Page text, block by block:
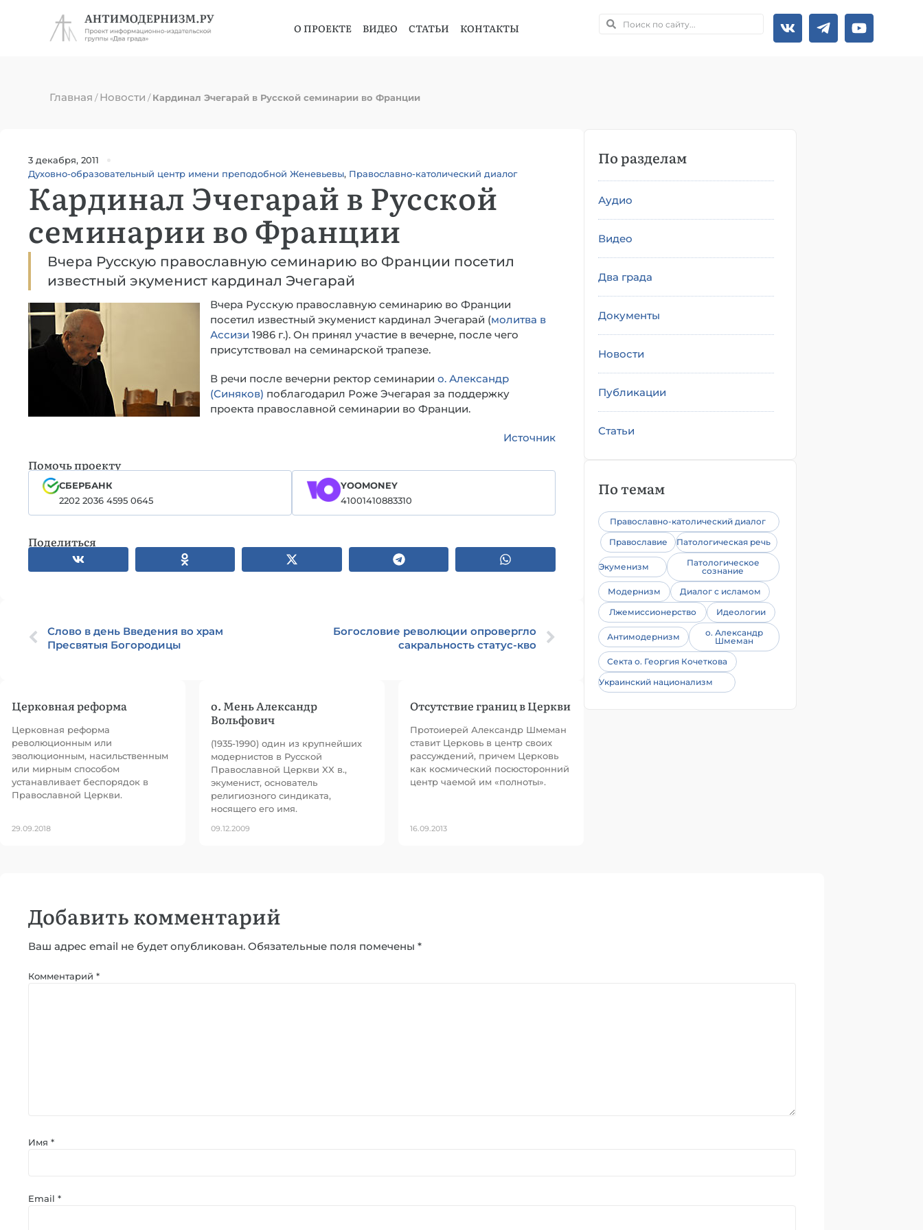
О ПРОЕКТЕ ВИДЕО СТАТЬИ КОНТАКТЫ
Главная /Новости /Кардинал Эчегарай в Русской семинарии во Франции
3 декабря, 2011
Духовно-образовательный центр имени преподобной Женевьевы, Православно-католический диалог
Кардинал Эчегарай в Русской
семинарии во Франции
Вчера Русскую православную семинарию во Франции посетил
известный экуменист кардинал Эчегарай
Вчера Русскую православную семинарию во Франции
посетил известный экуменист кардинал Эчегарай (молитва в
Ассизи 1986 г.). Он принял участие в вечерне, после чего
присутствовал на семинарской трапезе.
В речи после вечерни ректор семинарии о. Александр
(Синяков) поблагодарил Роже Эчегарая за поддержку
проекта православной семинарии во Франции.
Источник
Помочь проекту
СБЕРБАНК
2202 2036 4595 0645
YOOMONEY
41001410883310
Поделиться
Слово в день Введения во храм
Пресвятыя Богородицы
Богословие революции опровергло
сакральность статус-кво
Церковная реформа
Церковная реформа
революционным или
эволюционным, насильственным
или мирным способом
устанавливает беспорядок в
Православной Церкви.
29.09.2018
о. Мень Александр
Вольфович
(1935-1990) один из крупнейших
модернистов в Русской
Православной Церкви XX в.,
экуменист, основатель
религиозного синдиката,
носящего его имя.
09.12.2009
Отсутствие границ в Церкви
Протоиерей Александр Шмеман
ставит Церковь в центр своих
рассуждений, причем Церковь
как космический посюсторонний
центр чаемой им «полноты».
16.09.2013
По разделам
Аудио
Видео
Два града
Документы
Новости
Публикации
Статьи
По темам
Православно-католический диалог
Православие
Патологическая речь
Экуменизм
Патологическое
сознание
Модернизм
Диалог с исламом
Лжемиссионерство
Идеологии
Антимодернизм
о. Александр
Шмеман
Секта о. Георгия Кочеткова
Украинский национализм
Добавить комментарий
Ваш адрес email не будет опубликован. Обязательные поля помечены *
Комментарий *
Имя *
Email *